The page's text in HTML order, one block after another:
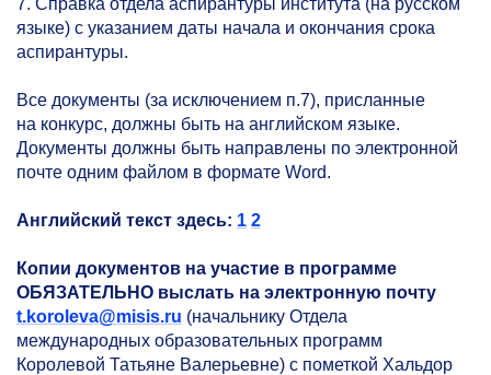
языке) с указанием даты начала и окончания срока
аспирантуры.
Все документы (за исключением п.7), присланные
на конкурс, должны быть на английском языке.
Документы должны быть направлены по электронной
почте одним файлом в формате Word.
Английский текст здесь: 1 2
Копии документов на участие в программе
ОБЯЗАТЕЛЬНО выслать на электронную почту
t.koroleva@misis.ru (начальнику Отдела
международных образовательных программ
Королевой Татьяне Валерьевне) с пометкой Хальдор